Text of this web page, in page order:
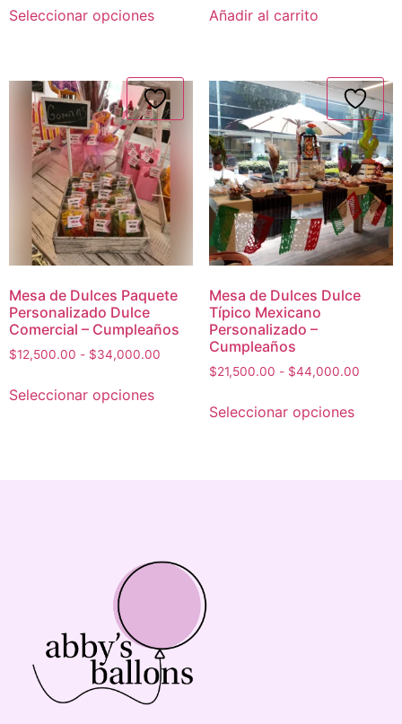
Seleccionar opciones Añadir al carrito
Mesa de Dulces Paquete
Personalizado Dulce
Comercial – Cumpleaños
$12,500.00 - $34,000.00
Seleccionar opciones
Mesa de Dulces Dulce
Típico Mexicano
Personalizado –
Cumpleaños
$21,500.00 - $44,000.00
Seleccionar opciones